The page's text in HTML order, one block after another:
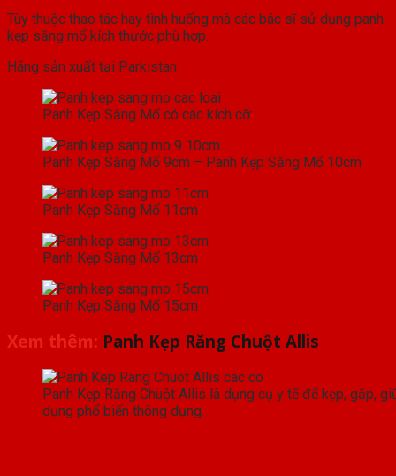
Tùy thuộc thao tác hay tình huống mà các bác sĩ sử dụng panh
kẹp săng mổ kích thước phù hợp.
Hãng sản xuất tại Parkistan
Panh Kẹp Săng Mổ có các kích cỡ:
Panh Kẹp Săng Mổ 9cm – Panh Kẹp Săng Mổ 10cm
Panh Kẹp Săng Mổ 11cm
Panh Kẹp Săng Mổ 13cm
Panh Kẹp Săng Mổ 15cm
Xem thêm: Panh Kẹp Răng Chuột Allis
Panh Kẹp Răng Chuột Allis là dụng cụ y tế để kẹp, gắp,
dụng phổ biến thông dụng.